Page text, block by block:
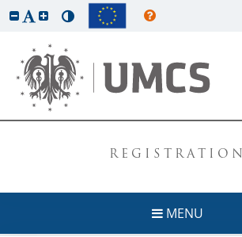
REGISTRATION
MENU